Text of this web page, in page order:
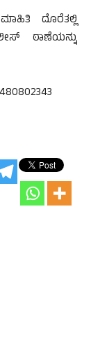
ದೊರೆತಲ್ಲಿ
ಠಾಣೆಯನ್ನು